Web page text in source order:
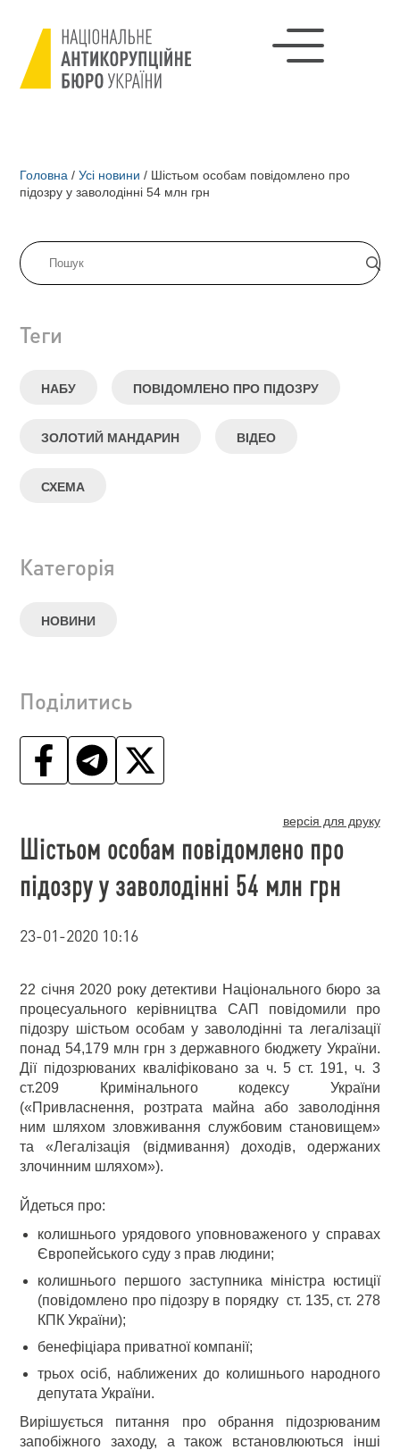
Головна / Усі новини / Шістьом особам повідомлено про
підозру у заволодінні 54 млн грн
Теги
НАБУ ПОВІДОМЛЕНО ПРО ПІДОЗРУ
ЗОЛОТИЙ МАНДАРИН ВІДЕО
СХЕМА
Категорія
НОВИНИ
Поділитись
версія для друку
Шістьом особам повідомлено про
підозру у заволодінні 54 млн грн
23-01-2020 10:16
22 січня 2020 року детективи Національного бюро за
процесуального керівництва САП повідомили про
підозру шістьом особам у заволодінні та легалізації
понад 54,179 млн грн з державного бюджету України.
Дії підозрюваних кваліфіковано за ч. 5 ст. 191, ч. 3
ст.209 Кримінального кодексу України
(«Привласнення, розтрата майна або заволодіння
ним шляхом зловживання службовим становищем»
та «Легалізація (відмивання) доходів, одержаних
злочинним шляхом»).
Йдеться про:
колишнього урядового уповноваженого у справах
Європейського суду з прав людини;
колишнього першого заступника міністра юстиції
(повідомлено про підозру в порядку ст. 135, ст. 278
КПК України);
бенефіціара приватної компанії;
трьох осіб, наближених до колишнього народного
депутата України.
Вирішується питання про обрання підозрюваним
запобіжного заходу, а також встановлюються інші